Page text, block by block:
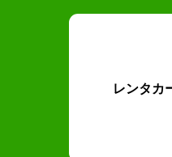
レンタカ